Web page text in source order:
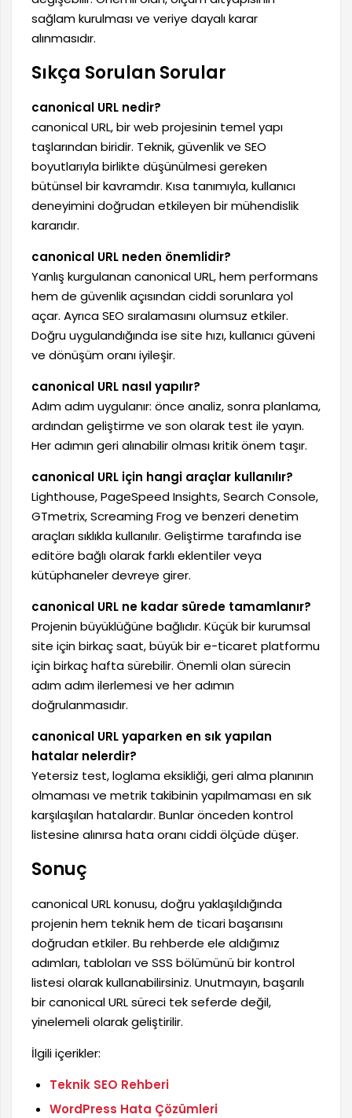
sağlam kurulması ve veriye dayalı karar
alınmasıdır.
Sıkça Sorulan Sorular
canonical URL nedir?
canonical URL, bir web projesinin temel yapı
taşlarından biridir. Teknik, güvenlik ve SEO
boyutlarıyla birlikte düşünülmesi gereken
bütünsel bir kavramdır. Kısa tanımıyla, kullanıcı
deneyimini doğrudan etkileyen bir mühendislik
kararıdır.
canonical URL neden önemlidir?
Yanlış kurgulanan canonical URL, hem performans
hem de güvenlik açısından ciddi sorunlara yol
açar. Ayrıca SEO sıralamasını olumsuz etkiler.
Doğru uygulandığında ise site hızı, kullanıcı güveni
ve dönüşüm oranı iyileşir.
canonical URL nasıl yapılır?
Adım adım uygulanır: önce analiz, sonra planlama,
ardından geliştirme ve son olarak test ile yayın.
Her adımın geri alınabilir olması kritik önem taşır.
canonical URL için hangi araçlar kullanılır?
Lighthouse, PageSpeed Insights, Search Console,
GTmetrix, Screaming Frog ve benzeri denetim
araçları sıklıkla kullanılır. Geliştirme tarafında ise
editöre bağlı olarak farklı eklentiler veya
kütüphaneler devreye girer.
canonical URL ne kadar sürede tamamlanır?
Projenin büyüklüğüne bağlıdır. Küçük bir kurumsal
site için birkaç saat, büyük bir e-ticaret platformu
için birkaç hafta sürebilir. Önemli olan sürecin
adım adım ilerlemesi ve her adımın
doğrulanmasıdır.
canonical URL yaparken en sık yapılan
hatalar nelerdir?
Yetersiz test, loglama eksikliği, geri alma planının
olmaması ve metrik takibinin yapılmaması en sık
karşılaşılan hatalardır. Bunlar önceden kontrol
listesine alınırsa hata oranı ciddi ölçüde düşer.
Sonuç
canonical URL konusu, doğru yaklaşıldığında
projenin hem teknik hem de ticari başarısını
doğrudan etkiler. Bu rehberde ele aldığımız
adımları, tabloları ve SSS bölümünü bir kontrol
listesi olarak kullanabilirsiniz. Unutmayın, başarılı
bir canonical URL süreci tek seferde değil,
yinelemeli olarak geliştirilir.
İlgili içerikler:
Teknik SEO Rehberi
WordPress Hata Çözümleri